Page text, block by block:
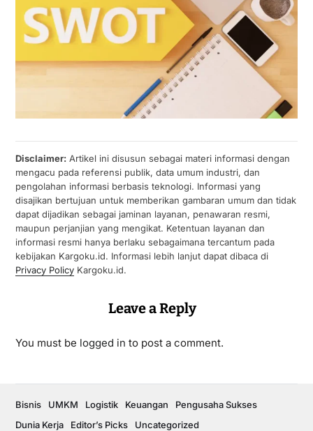
Disclaimer:Artikel ini disusun sebagai materi informasi dengan
mengacu pada referensi publik, data umum industri, dan
pengolahan informasi berbasis teknologi. Informasi yang
disajikan bertujuan untuk memberikan gambaran umum dan tidak
dapat dijadikan sebagai jaminan layanan, penawaran resmi,
maupun perjanjian yang mengikat. Ketentuan layanan dan
informasi resmi hanya berlaku sebagaimana tercantum pada
kebijakan Kargoku.id. Informasi lebih lanjut dapat dibaca di
Privacy PolicyKargoku.id.
Leave a Reply
You must be logged in to post a comment.
Bisnis UMKM Logistik Keuangan
Pengusaha Sukses
Dunia Kerja
Editor’s Picks Uncategorized